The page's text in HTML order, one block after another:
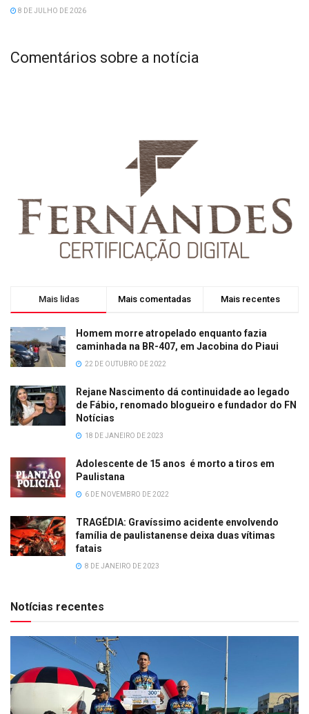
8 DE JULHO DE 2026
Comentários sobre a notícia
Mais lidas Mais comentadas Mais recentes
Homem morre atropelado enquanto fazia
caminhada na BR-407, em Jacobina do Piaui
22 DE OUTUBRO DE 2022
Rejane Nascimento dá continuidade ao legado
de Fábio, renomado blogueiro e fundador do FN
Notícias
18 DE JANEIRO DE 2023
Adolescente de 15 anos é morto a tiros em
Paulistana
6 DE NOVEMBRO DE 2022
TRAGÉDIA: Gravíssimo acidente envolvendo
família de paulistanense deixa duas vítimas
fatais
8 DE JANEIRO DE 2023
Notícias recentes